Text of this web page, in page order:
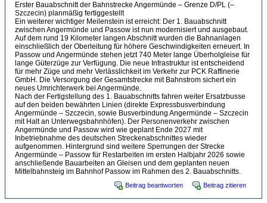
Erster Bauabschnitt der Bahnstrecke Angermünde – Grenze D/PL (–
Szczecin) planmäßig fertiggestellt
Ein weiterer wichtiger Meilenstein ist erreicht: Der 1. Bauabschnitt
zwischen Angermünde und Passow ist nun modernisiert und ausgebaut.
Auf dem rund 19 Kilometer langen Abschnitt wurden die Bahnanlagen
einschließlich der Oberleitung für höhere Geschwindigkeiten erneuert. In
Passow und Angermünde stehen jetzt 740 Meter lange Überholgleise für
lange Güterzüge zur Verfügung. Die neue Infrastruktur ist entscheidend
für mehr Züge und mehr Verlässlichkeit im Verkehr zur PCK Raffinerie
GmbH. Die Versorgung der Gesamtstrecke mit Bahnstrom sichert ein
neues Umrichterwerk bei Angermünde.
Nach der Fertigstellung des 1. Bauabschnitts fahren weiter Ersatzbusse
auf den beiden bewährten Linien (direkte Expressbusverbindung
Angermünde – Szczecin, sowie Busverbindung Angermünde – Szczecin
mit Halt an Unterwegsbahnhöfen). Der Personenverkehr zwischen
Angermünde und Passow wird wie geplant Ende 2027 mit
Inbetriebnahme des deutschen Streckenabschnittes wieder
aufgenommen. Hintergrund sind weitere Sperrungen der Strecke
Angermünde – Passow für Restarbeiten im ersten Halbjahr 2026 sowie
anschließende Bauarbeiten an Gleisen und dem geplanten neuen
Mittelbahnsteig im Bahnhof Passow im Rahmen des 2. Bauabschnitts.
Beitrag beantworten Beitrag zitieren